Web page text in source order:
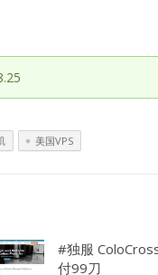
美国VPS
#独服
付99刀